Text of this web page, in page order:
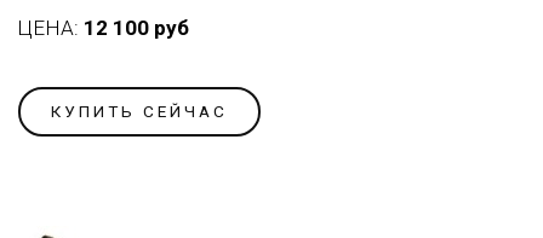
ЦЕНА: 12 100 руб
КУПИТЬ СЕЙЧАС